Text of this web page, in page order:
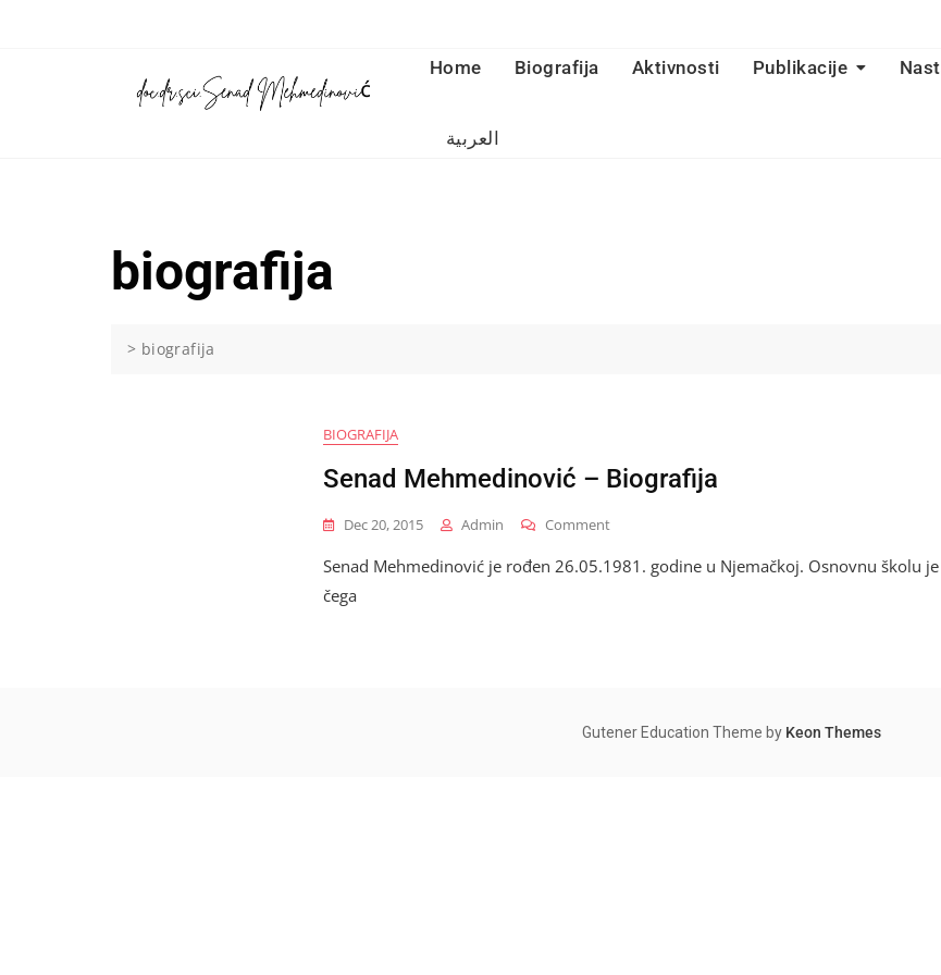
Home Biografija Aktivnosti Publikacije
العربية
biografija
> biografija
BIOGRAFIJA
Senad Mehmedinović – Biografija
Dec 20, 2015 Admin CommentOn
Mehmedinović
Senad Mehmedinović je rođen 26.05.1981. godine u Njemačkoj. Osnovnu školu
čega
Gutener Education Theme by Keon Themes